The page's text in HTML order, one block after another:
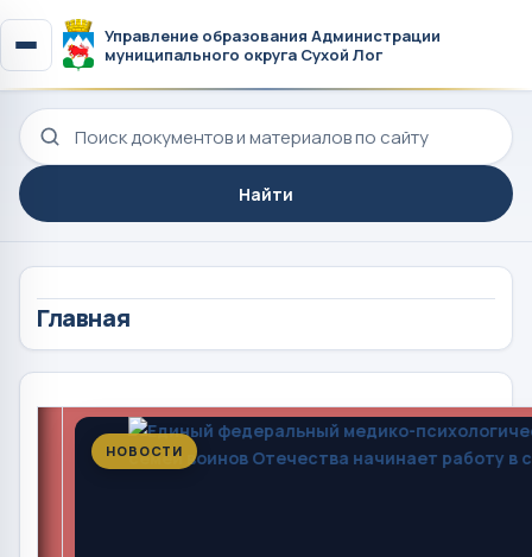
Управление образования Администрации
муниципального округа Сухой Лог
Поиск по сайту
Найти
Главная
НОВОСТИ